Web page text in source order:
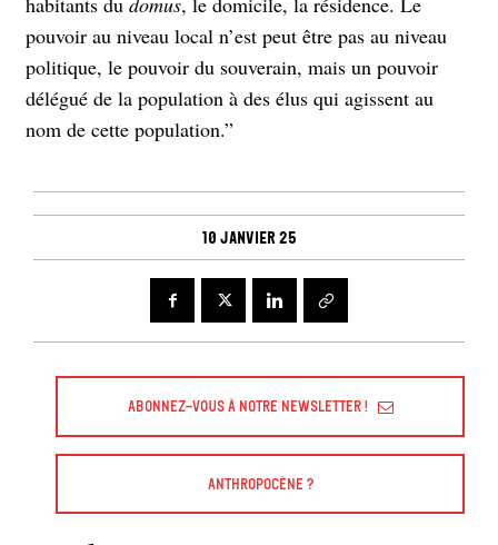
pouvoir au niveau local n’est peut être pas au niveau
politique, le pouvoir du souverain, mais un pouvoir
délégué de la population à des élus qui agissent au
nom de cette population.”
10 janvier 25
Abonnez-vous à Notre Newsletter !
Anthropocène ?